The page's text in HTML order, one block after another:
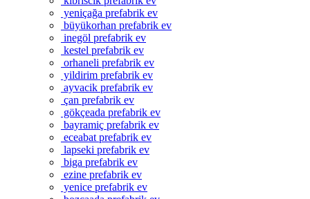
yeniçağa prefabrik ev
büyükorhan prefabrik ev
inegöl prefabrik ev
kestel prefabrik ev
orhaneli prefabrik ev
yildirim prefabrik ev
ayvacik prefabrik ev
çan prefabrik ev
gökçeada prefabrik ev
bayramiç prefabrik ev
eceabat prefabrik ev
lapseki prefabrik ev
biga prefabrik ev
ezine prefabrik ev
yenice prefabrik ev